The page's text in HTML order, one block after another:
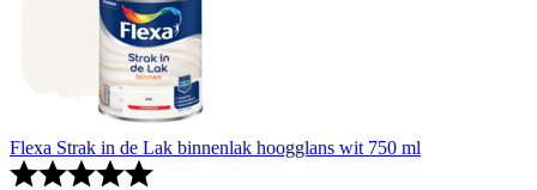
Flexa Strak in de Lak binnenlak hoogglans wit 750 ml